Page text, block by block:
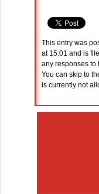
This entry was
at 15:01 and is
any responses to
You can skip to
is currently not